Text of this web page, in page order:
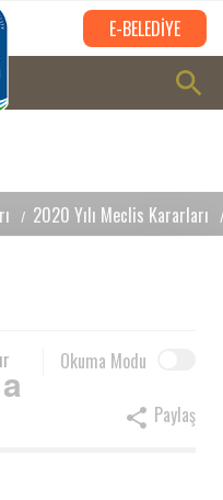
E-BELEDİYE
2020 Yılı Meclis Kararları
Okuma Modu
a
Paylaş